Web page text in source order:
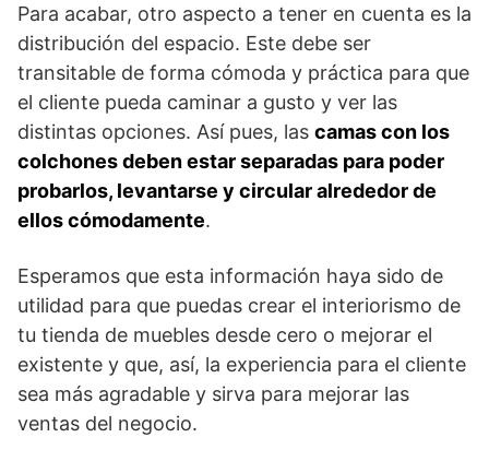
Para acabar, otro aspecto a tener en cuenta es la
distribución del espacio. Este debe ser
transitable de forma cómoda y práctica para que
el cliente pueda caminar a gusto y ver las
distintas opciones. Así pues, las camas con los
colchones deben estar separadas para poder
probarlos, levantarse y circular alrededor de
ellos cómodamente.
Esperamos que esta información haya sido de
utilidad para que puedas crear el interiorismo de
tu tienda de muebles desde cero o mejorar el
existente y que, así, la experiencia para el cliente
sea más agradable y sirva para mejorar las
ventas del negocio.